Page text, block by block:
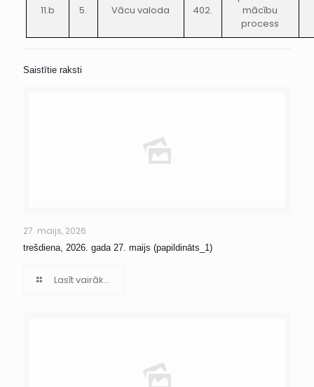
11.b 5. Vācu valoda 402.
mācību
process
Saistītie raksti
27. maijs, 2026
trešdiena, 2026. gada 27. maijs (papildināts_1)
Lasīt vairāk...